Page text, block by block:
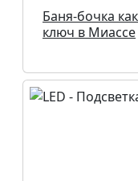
Баня-бочка
ключ в Миассе